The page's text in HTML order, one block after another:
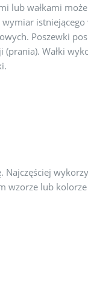
lub wałkami
istniejącego
Poszewki
Wałki
Najczęściej
wzorze lub